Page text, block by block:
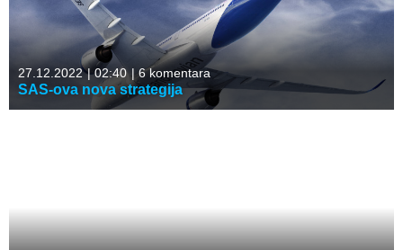
27.12.2022 |02:40 | 6 komentara
SAS-ova nova strategija